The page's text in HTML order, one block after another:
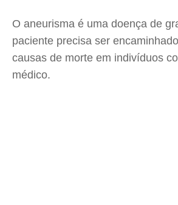
O aneurisma é uma doença de
paciente precisa ser
causas de morte em indivíduos
médico.